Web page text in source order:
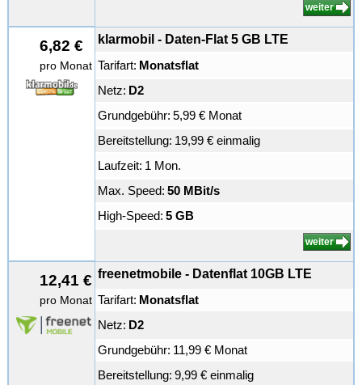
weiter
6,82 €
pro Monat
klarmobil - Daten-Flat 5 GB LTE
Tarifart: Monatsflat
Netz: D2
Grundgebühr: 5,99 € Monat
Bereitstellung: 19,99 € einmalig
Laufzeit: 1 Mon.
Max. Speed: 50 MBit/s
High-Speed: 5 GB
weiter
12,41 €
pro Monat
freenetmobile - Datenflat 10GB LTE
Tarifart: Monatsflat
Netz: D2
Grundgebühr: 11,99 € Monat
Bereitstellung: 9,99 € einmalig